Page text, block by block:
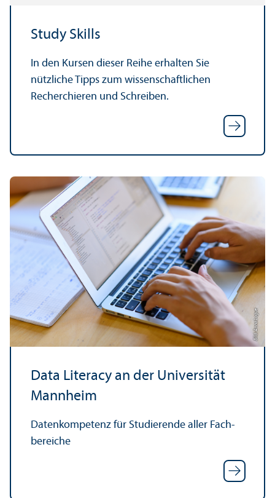
Study Skills
In den Kursen dieser Reihe erhalten Sie
nützliche Tipps zum wissenschaft­lichen
Recherchieren und Schreiben.
Bild: Anna Logue
Data Literacy an der Universität
Mannheim
Daten­kompetenz für Studierende aller Fach­
bereiche